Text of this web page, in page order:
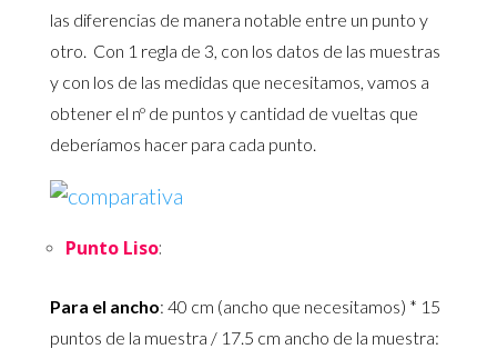
las diferencias de manera notable entre un punto y
otro. Con 1 regla de 3, con los datos de las muestras
y con los de las medidas que necesitamos, vamos a
obtener el nº de puntos y cantidad de vueltas que
deberíamos hacer para cada punto.
Punto Liso:
Para el ancho: 40 cm (ancho que necesitamos) * 15
puntos de la muestra / 17.5 cm ancho de la muestra: